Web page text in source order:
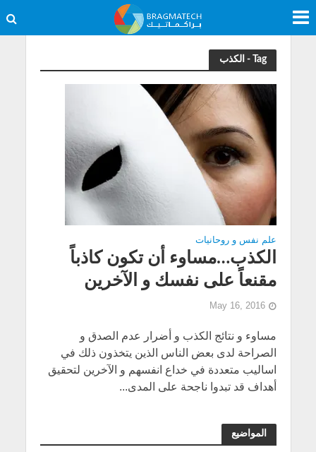
Tag - الكذب
علم نفس و روحانيات
الكذب…مساوء أن تكون كاذباً
مقنعاً على نفسك و الآخرين
May 16, 2016
مساوء و نتائج الكذب و أضرار عدم الصدق و
الصراحة لدى بعض الناس الذين يتخذون ذلك في
اساليب متعددة في خداع انفسهم و الآخرين لتحقيق
أهداف قد تبدوا ناجحة على المدى...
المواضيع